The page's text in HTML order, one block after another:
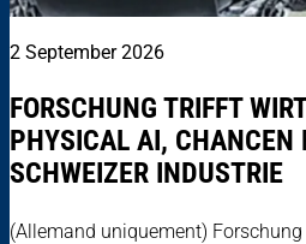
2 September 2026
FORSCHUNG TRIFFT
PHYSICAL AI, CHANCEN
SCHWEIZER INDUSTRIE
(Allemand uniquement)